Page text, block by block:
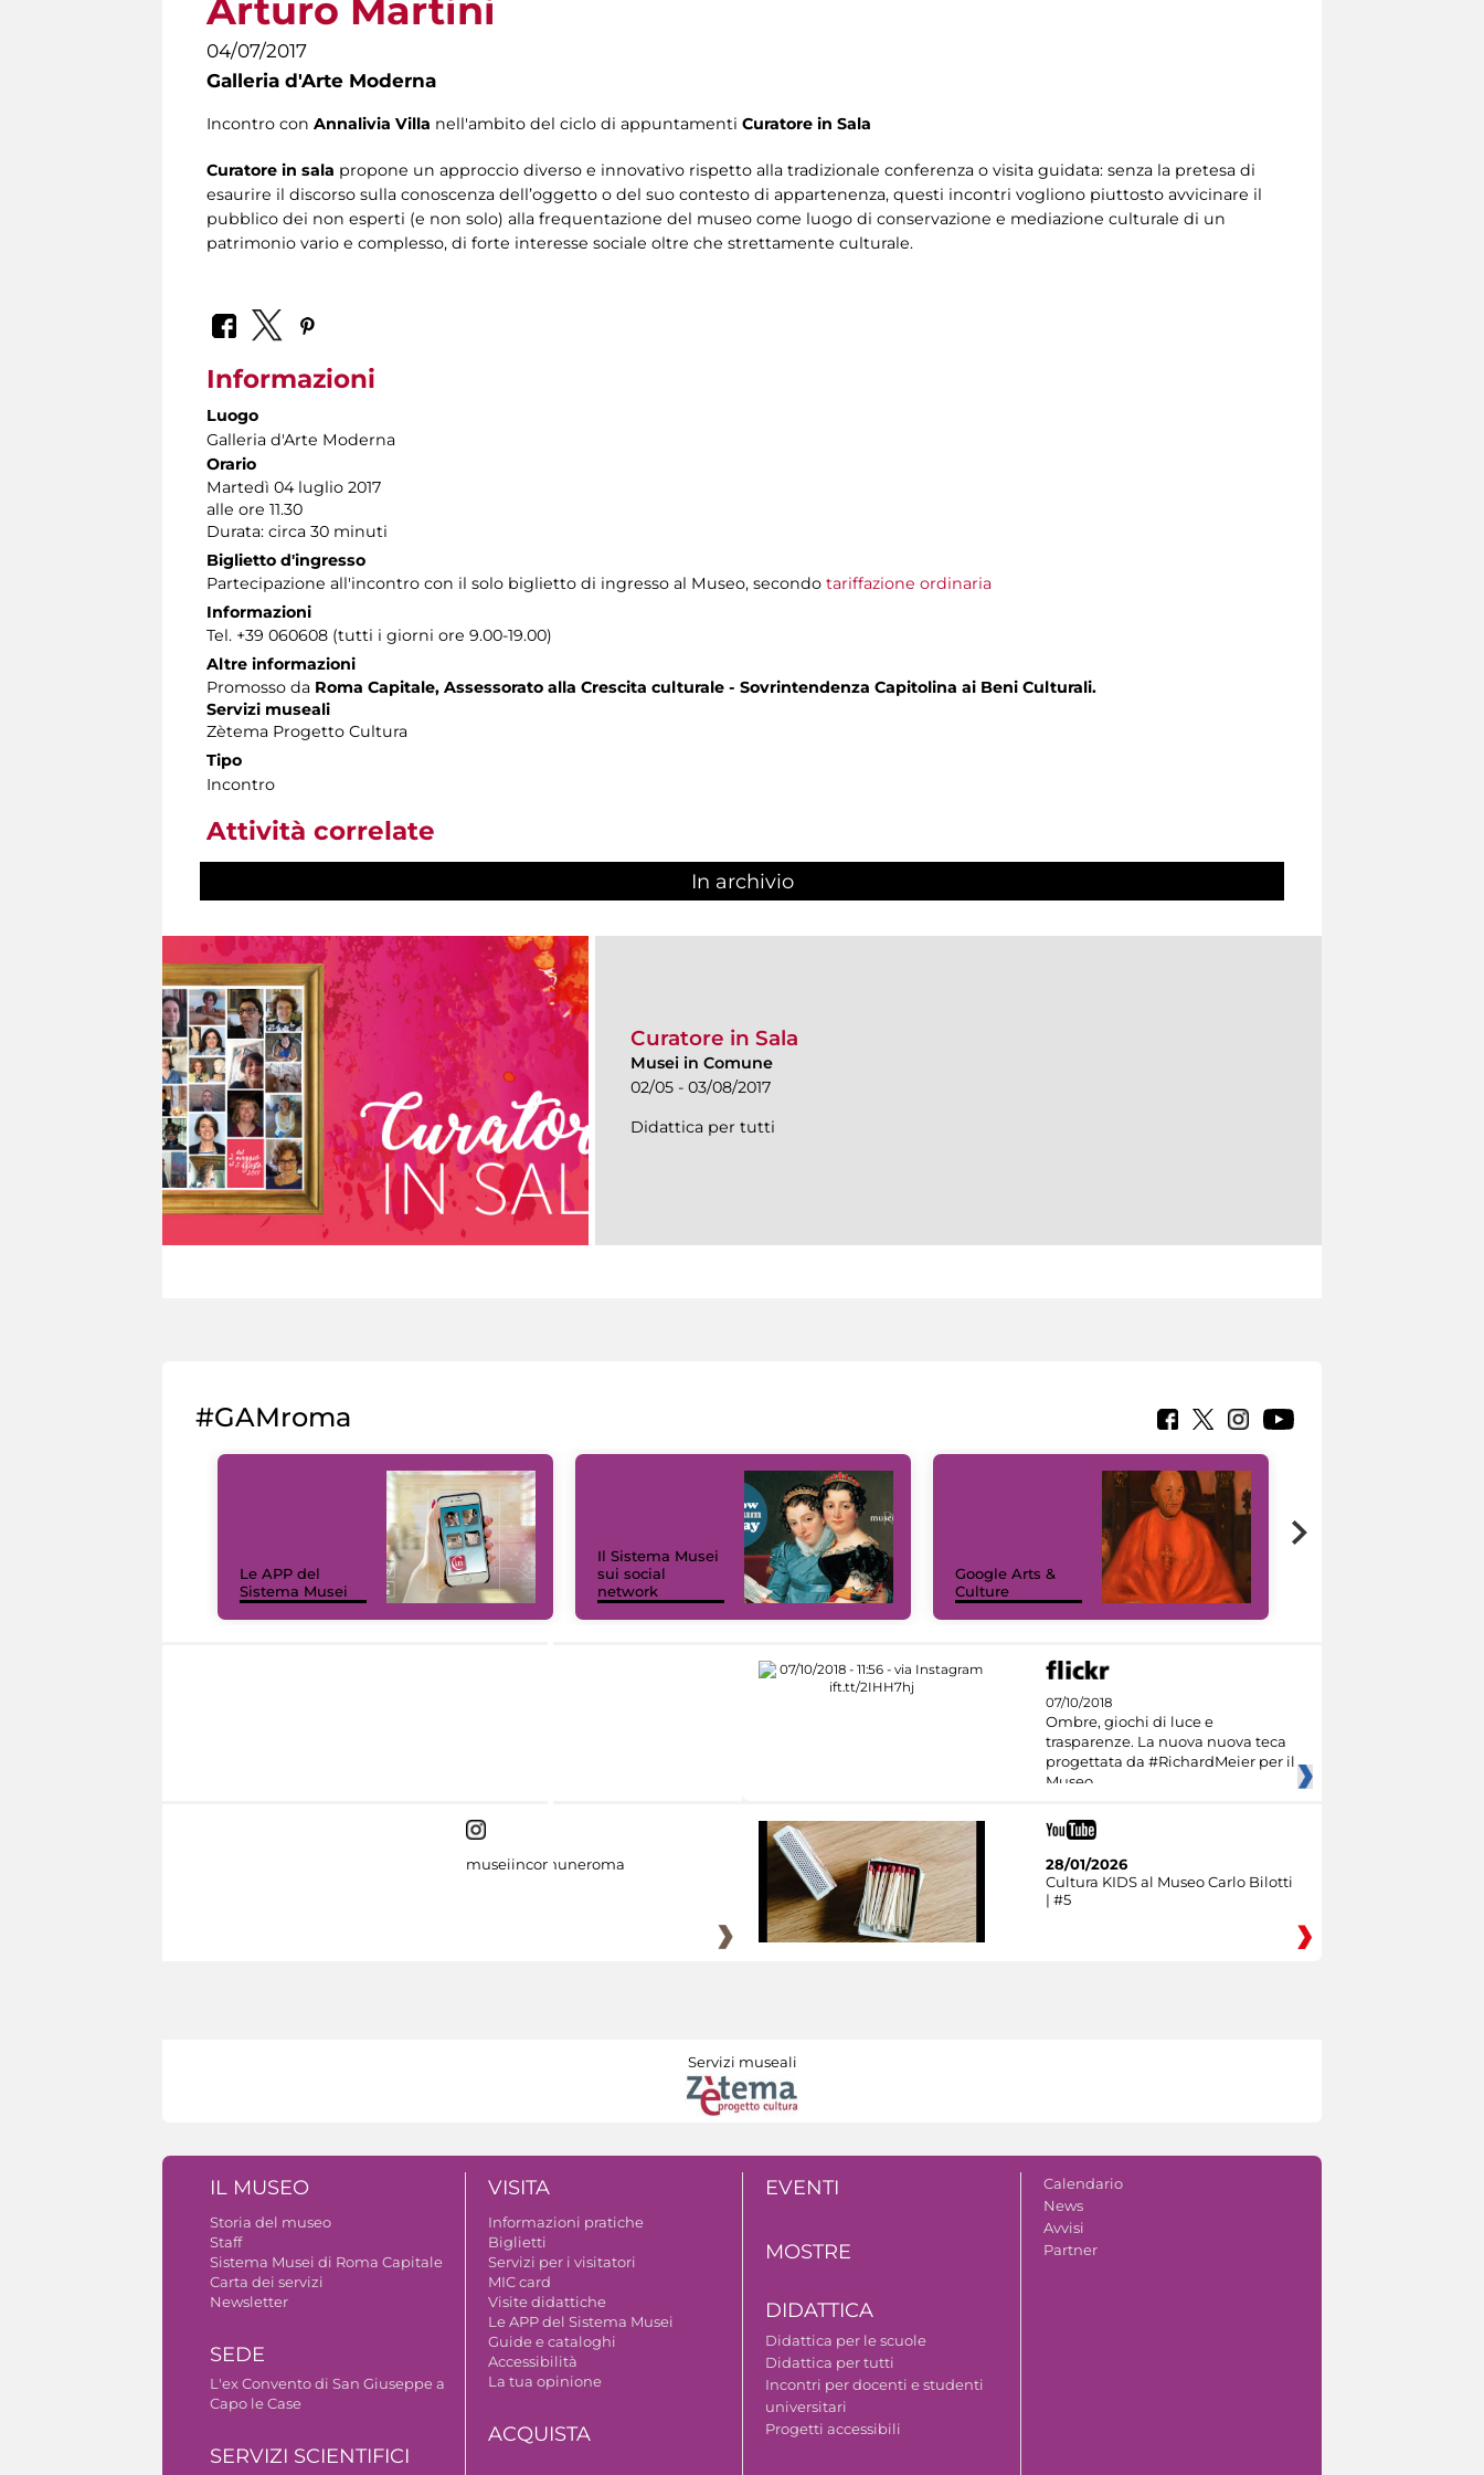
Arturo Martini
04/07/2017
Galleria d'Arte Moderna
Incontro con Annalivia Villa nell'ambito del ciclo di appuntamenti Curatore in Sala
Curatore in sala propone un approccio diverso e innovativo rispetto alla tradizionale conferenza o visita guidata: senza la pretesa di
esaurire il discorso sulla conoscenza dell’oggetto o del suo contesto di appartenenza, questi incontri vogliono piuttosto avvicinare il
pubblico dei non esperti (e non solo) alla frequentazione del museo come luogo di conservazione e mediazione culturale di un
patrimonio vario e complesso, di forte interesse sociale oltre che strettamente culturale.
Informazioni
Luogo
Galleria d'Arte Moderna
Orario
Martedì 04 luglio 2017
alle ore 11.30
Durata: circa 30 minuti
Biglietto d'ingresso
Partecipazione all'incontro con il solo biglietto di ingresso al Museo, secondo tariffazione ordinaria
Informazioni
Tel. +39 060608 (tutti i giorni ore 9.00-19.00)
Altre informazioni
Promosso da Roma Capitale, Assessorato alla Crescita culturale - Sovrintendenza Capitolina ai Beni Culturali.
Servizi museali
Zètema Progetto Cultura
Tipo
Incontro
Attività correlate
In archivio
Curatore in Sala
Musei in Comune
02/05 - 03/08/2017
Didattica per tutti
#GAMroma
Le APP del
Sistema Musei
Il Sistema Musei
sui social
network
Google Arts &
Culture
07/10/2018
Ombre, giochi di luce e
trasparenze. La nuova nuova teca
progettata da #RichardMeier per il
Museo
museiincomuneroma
28/01/2026
Cultura KIDS al Museo Carlo Bilotti
| #5
Servizi museali
IL MUSEO
Storia del museo
Staff
Sistema Musei di Roma Capitale
Carta dei servizi
Newsletter
SEDE
L'ex Convento di San Giuseppe a
Capo le Case
SERVIZI SCIENTIFICI
VISITA
Informazioni pratiche
Biglietti
Servizi per i visitatori
MIC card
Visite didattiche
Le APP del Sistema Musei
Guide e cataloghi
Accessibilità
La tua opinione
ACQUISTA
EVENTI
MOSTRE
DIDATTICA
Didattica per le scuole
Didattica per tutti
Incontri per docenti e studenti
universitari
Progetti accessibili
Calendario
News
Avvisi
Partner